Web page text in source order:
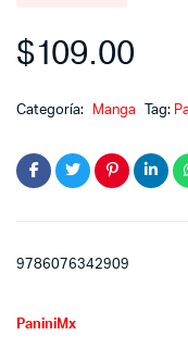
$109.00
Categoría: Manga Tag:
9786076342909
PaniniMx